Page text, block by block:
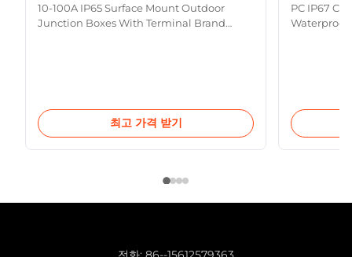
10-100A IP65 Surface Mount Outdoor
Junction Boxes With Terminal Brand
Range -25 to +70 ℃ Color Gray,RAL7035
Warranty One and a ...
최고 가격 받기
PC IP67
Waterproof
Warranty